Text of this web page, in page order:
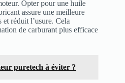
Opter pour une huile
assure une meilleure
réduit l’usure. Cela
de carburant plus efficace
puretech à éviter ?